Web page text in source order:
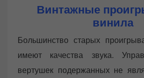
Винтажные
винила
Большинство старых
имеют качества звука.
вертушек подержанных не